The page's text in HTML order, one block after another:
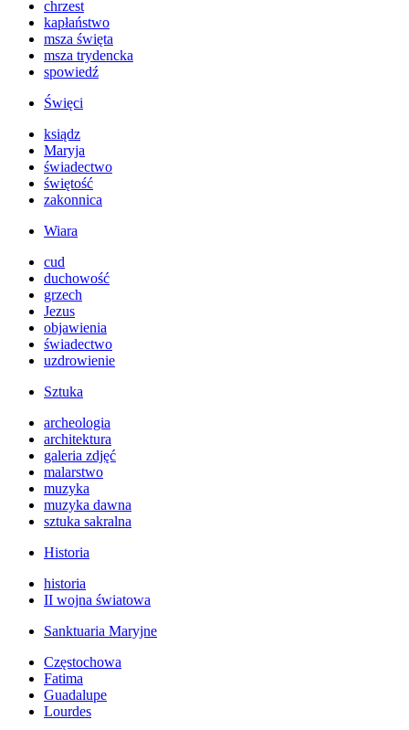
chrzest
kapłaństwo
msza święta
msza trydencka
spowiedź
Święci
ksiądz
Maryja
świadectwo
świętość
zakonnica
Wiara
cud
duchowość
grzech
Jezus
objawienia
świadectwo
uzdrowienie
Sztuka
archeologia
architektura
galeria zdjęć
malarstwo
muzyka
muzyka dawna
sztuka sakralna
Historia
historia
II wojna światowa
Sanktuaria Maryjne
Częstochowa
Fatima
Guadalupe
Lourdes